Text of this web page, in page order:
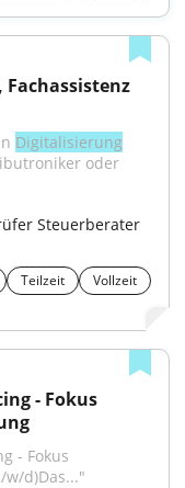
Digitalisierung
oder
Steuerberater
Teilzeit
Vollzeit
d)Das..."